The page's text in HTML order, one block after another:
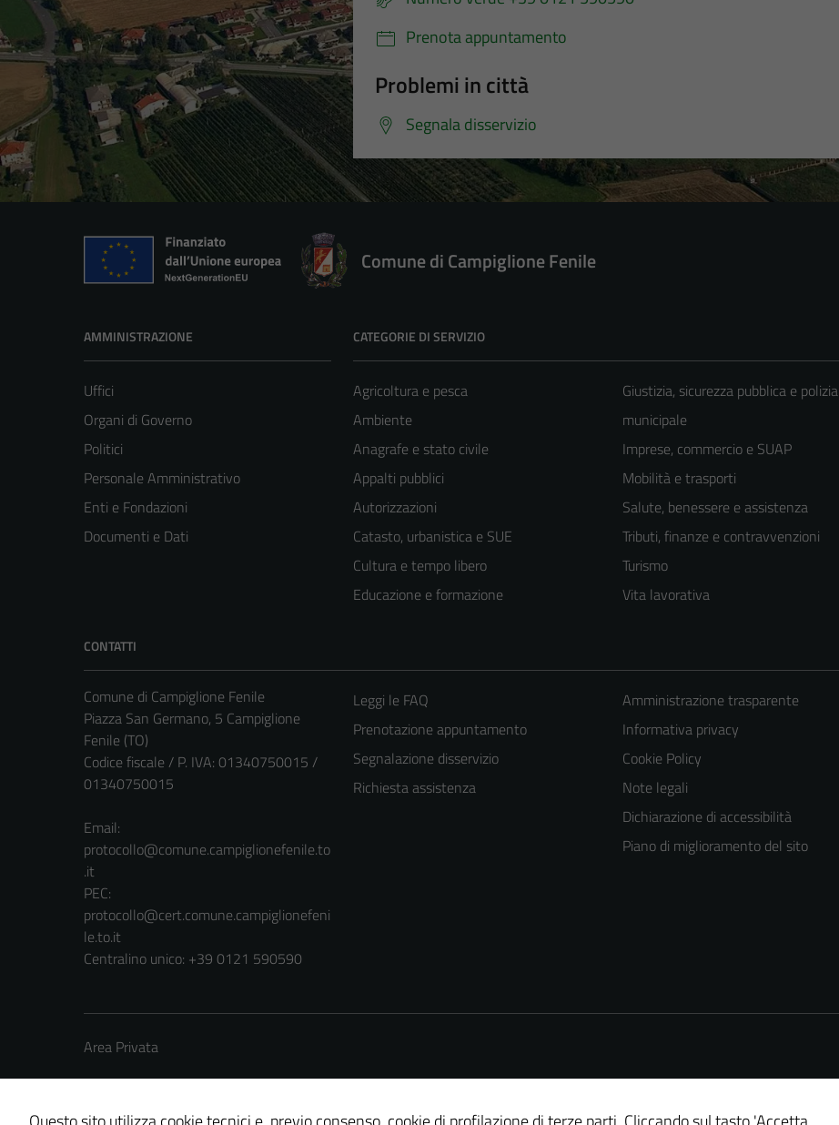
Prenota appuntamento
Problemi in città
Segnala disservizio
Comune di Campiglione Fenile
AMMINISTRAZIONE
Uffici
Organi di Governo
Politici
Personale Amministrativo
Enti e Fondazioni
Documenti e Dati
CATEGORIE DI SERVIZIO
Agricoltura e pesca
Ambiente
Anagrafe e stato civile
Appalti pubblici
Autorizzazioni
Catasto, urbanistica e SUE
Cultura e tempo libero
Educazione e formazione
Giustizia, sicurezza pubblica e polizia
municipale
Imprese, commercio e SUAP
Mobilità e trasporti
Salute, benessere e assistenza
Tributi, finanze e contravvenzioni
Turismo
Vita lavorativa
CONTATTI
Comune di Campiglione Fenile
Piazza San Germano, 5 Campiglione
Fenile (TO)
Codice fiscale / P. IVA: 01340750015 /
01340750015
Email:
protocollo@comune.campiglionefenile.to
.it
PEC:
protocollo@cert.comune.campiglionefeni
le.to.it
Centralino unico: +39 0121 590590
Leggi le FAQ
Prenotazione appuntamento
Segnalazione disservizio
Richiesta assistenza
Amministrazione trasparente
Informativa privacy
Cookie Policy
Note legali
Dichiarazione di accessibilità
Piano di miglioramento del sito
Area Privata